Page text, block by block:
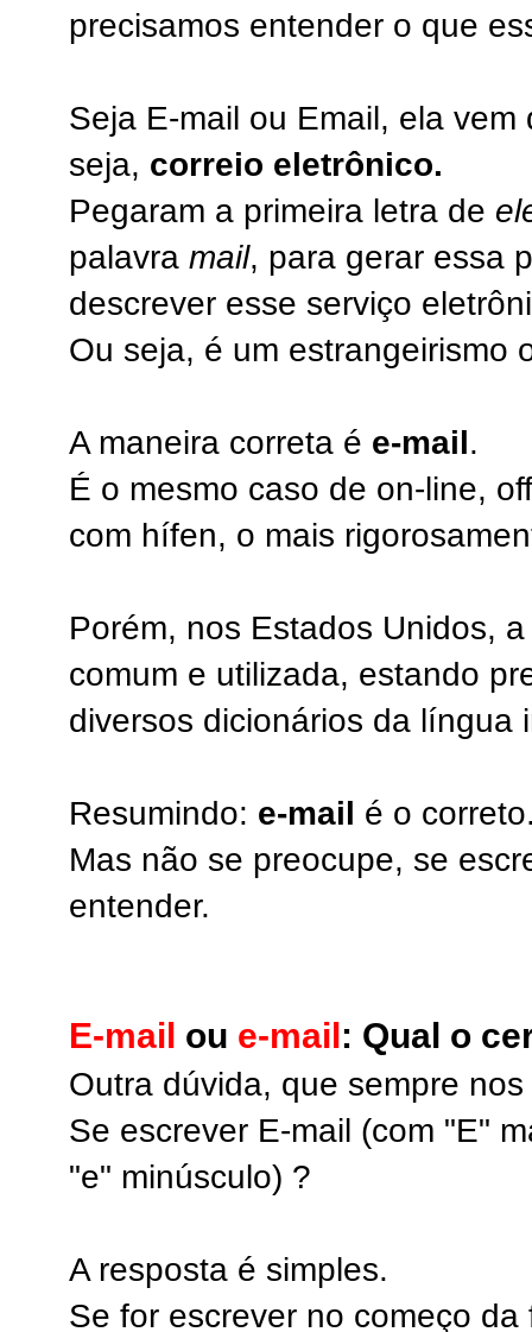
precisamos entender o que
Seja E-mail ou Email, ela vem
seja, correio eletrônico.
Pegaram a primeira letra de
palavra mail, para gerar essa
descrever esse serviço
Ou seja, é um estrangeirismo
A maneira correta é e-mail.
É o mesmo caso de on-line,
com hífen, o mais
Porém, nos Estados Unidos,
comum e utilizada, estando
diversos dicionários da língua
Resumindo: e-mail é o
Mas não se preocupe, se
entender.
E-mail ou e-mail : Qual o
Outra dúvida, que sempre
Se escrever E-mail (com "E"
"e" minúsculo) ?
A resposta é simples.
Se for escrever no começo